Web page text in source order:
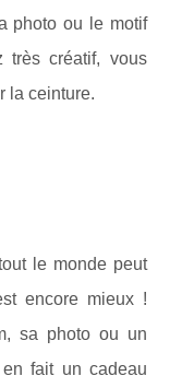
photo ou le motif
très créatif, vous
la ceinture.
le monde peut
encore mieux !
sa photo ou un
fait un cadeau